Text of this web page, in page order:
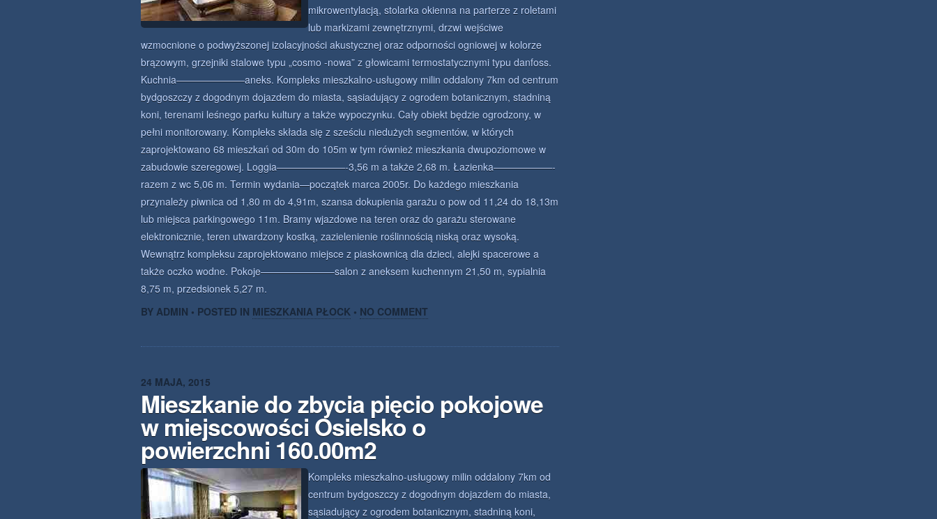
mikrowentylacją, stolarka okienna na parterze z roletami
lub markizami zewnętrznymi, drzwi wejściwe
wzmocnione o podwyższonej izolacyjności akustycznej oraz odporności ogniowej w kolorze
brązowym, grzejniki stalowe typu „cosmo -nowa” z głowicami termostatycznymi typu danfoss.
Kuchnia———————aneks. Kompleks mieszkalno-usługowy milin oddalony 7km od centrum
bydgoszczy z dogodnym dojazdem do miasta, sąsiadujący z ogrodem botanicznym, stadniną
koni, terenami leśnego parku kultury a także wypoczynku. Cały obiekt będzie ogrodzony, w
pełni monitorowany. Kompleks składa się z sześciu niedużych segmentów, w których
zaprojektowano 68 mieszkań od 30m do 105m w tym również mieszkania dwupoziomowe w
zabudowie szeregowej. Loggia———————-3,56 m a także 2,68 m. Łazienka——————-
razem z wc 5,06 m. Termin wydania—początek marca 2005r. Do każdego mieszkania
przynależy piwnica od 1,80 m do 4,91m, szansa dokupienia garażu o pow od 11,24 do 18,13m
lub miejsca parkingowego 11m. Bramy wjazdowe na teren oraz do garażu sterowane
elektronicznie, teren utwardzony kostką, zazielenienie roślinnością niską oraz wysoką.
Wewnątrz kompleksu zaprojektowano miejsce z piaskownicą dla dzieci, alejki spacerowe a
także oczko wodne. Pokoje———————–salon z aneksem kuchennym 21,50 m, sypialnia
8,75 m, przedsionek 5,27 m.
BY ADMIN • POSTED IN MIESZKANIA PŁOCK • NO COMMENT
24 MAJA, 2015
Mieszkanie do zbycia pięcio pokojowe
w miejscowości Osielsko o
powierzchni 160.00m2
Kompleks mieszkalno-usługowy milin oddalony 7km od
centrum bydgoszczy z dogodnym dojazdem do miasta,
sąsiadujący z ogrodem botanicznym, stadniną koni,